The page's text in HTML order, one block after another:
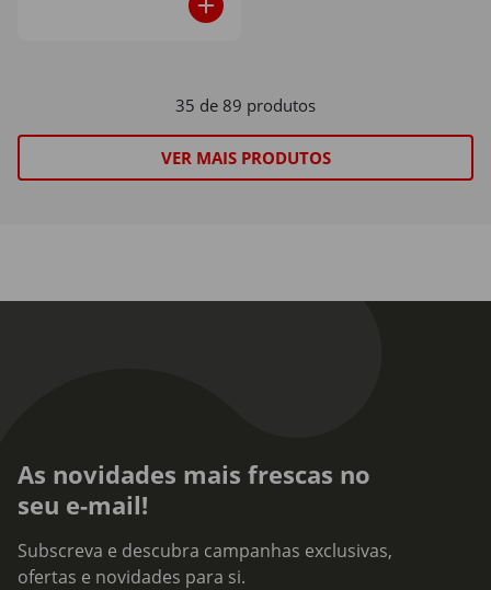
35 de 89 produtos
VER MAIS PRODUTOS
As novidades mais frescas no
seu e-mail!
Subscreva e descubra campanhas exclusivas,
ofertas e novidades para si.